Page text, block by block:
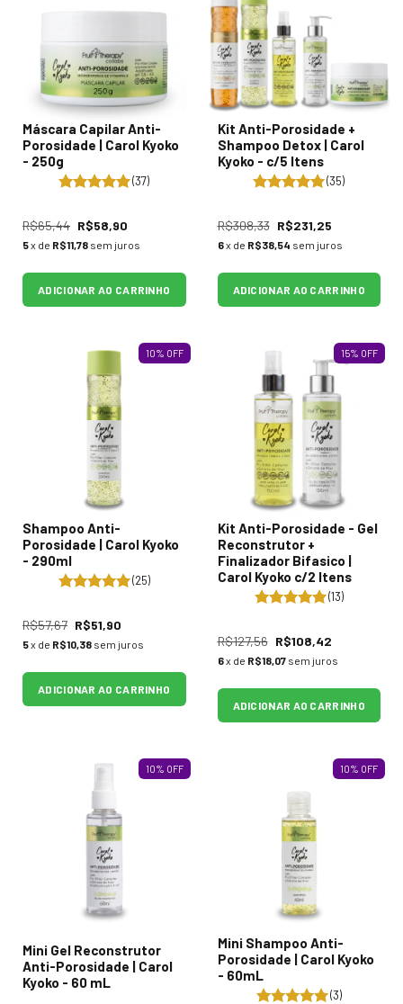
Máscara Capilar Anti-
Porosidade | Carol Kyoko
- 250g
(37)
R$65,44 R$58,90
5x de R$11,78 sem juros
ADICIONAR AO CARRINHO
Kit Anti-Porosidade +
Shampoo Detox | Carol
Kyoko - c/5 Itens
(35)
R$308,33 R$231,25
6x de R$38,54 sem juros
ADICIONAR AO CARRINHO
10% OFF
Shampoo Anti-
Porosidade | Carol Kyoko
- 290ml
(25)
R$57,67 R$51,90
5x de R$10,38 sem juros
ADICIONAR AO CARRINHO
15% OFF
Kit Anti-Porosidade - Gel
Reconstrutor +
Finalizador Bifasico |
Carol Kyoko c/2 Itens
(13)
R$127,56 R$108,42
6x de R$18,07 sem juros
ADICIONAR AO CARRINHO
10% OFF
Mini Gel Reconstrutor
Anti-Porosidade | Carol
Kyoko - 60 mL
10% OFF
Mini Shampoo Anti-
Porosidade | Carol Kyoko
- 60mL
(3)